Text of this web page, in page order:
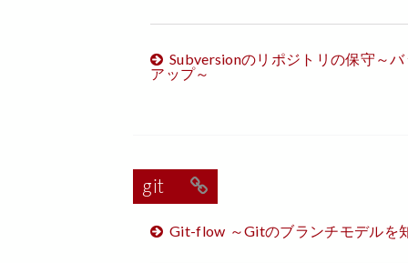
Subversionのリポジトリの保守～
アップ～
git
Git-flow ～Gitのブランチモデルを